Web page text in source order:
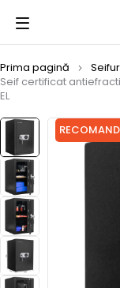
Prima pagină
Seif certificat
EL